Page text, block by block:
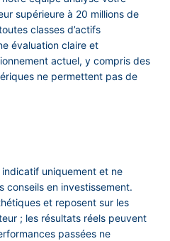
supérieure à 20 millions de
classes d’actifs
évaluation claire et
actuel, y compris des
ne permettent pas de
uniquement et ne
conseils en investissement.
et reposent sur les
; les résultats réels peuvent
passées ne